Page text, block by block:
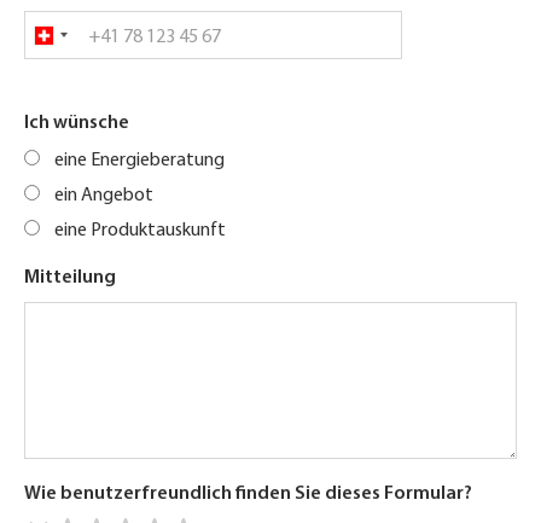
Ich wünsche
eine Energieberatung
ein Angebot
eine Produktauskunft
Mitteilung
Wie benutzerfreundlich finden Sie dieses Formular?